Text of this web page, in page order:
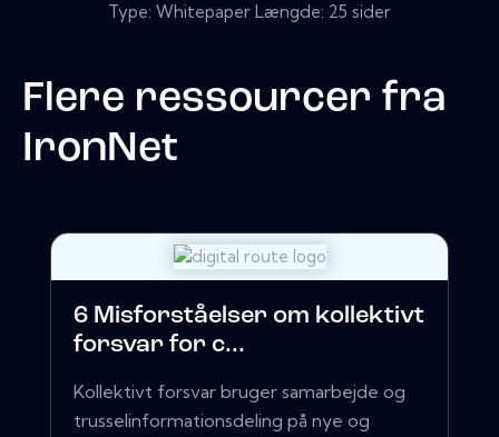
Type: Whitepaper Længde: 25 sider
Flere ressourcer fra
IronNet
6 Misforståelser om kollektivt
forsvar for c...
Kollektivt forsvar bruger samarbejde og
trusselinformationsdeling på nye og